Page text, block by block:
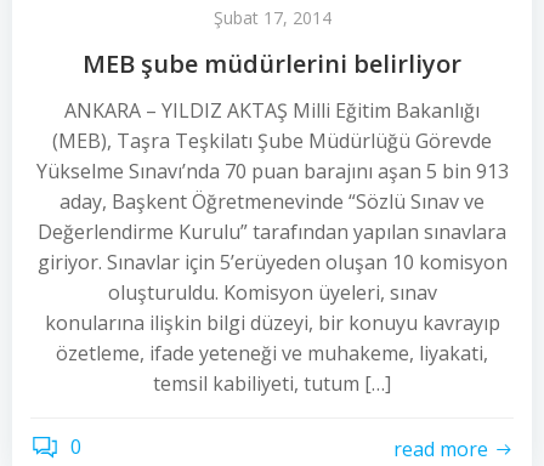
Şubat 17, 2014
MEB şube müdürlerini belirliyor
ANKARA – YILDIZ AKTAŞ Milli Eğitim Bakanlığı
(MEB), Taşra Teşkilatı Şube Müdürlüğü Görevde
Yükselme Sınavı’nda 70 puan barajını aşan 5 bin 913
aday, Başkent Öğretmenevinde “Sözlü Sınav ve
Değerlendirme Kurulu” tarafından yapılan sınavlara
giriyor. Sınavlar için 5’erüyeden oluşan 10 komisyon
oluşturuldu. Komisyon üyeleri, sınav
konularına ilişkin bilgi düzeyi, bir konuyu kavrayıp
özetleme, ifade yeteneği ve muhakeme, liyakati,
temsil kabiliyeti, tutum […]
0 read more